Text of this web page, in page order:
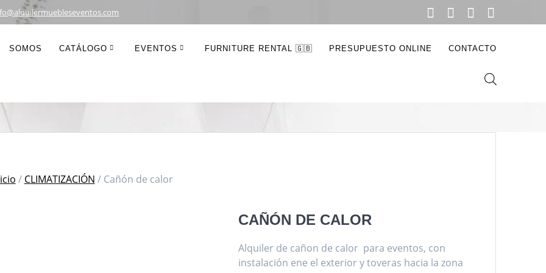
SOMOS CATÁLOGO EVENTOS FURNITURE RENTAL 🇬🇧 PRESUPUESTO ONLINE CONTACTO
Cañón de calor
/ CLIMATIZACIÓN / Cañón de calor
CAÑÓN DE CALOR
Alquiler de cañon de calor para eventos, con
instalación ene el exterior y toveras hacia la zona